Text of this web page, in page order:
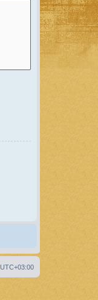
UTC+03:00